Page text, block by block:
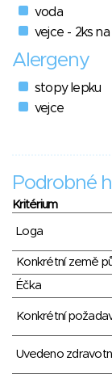
voda
vejce - 2ks na
Alergeny
stopy lepku
vejce
Podrobné
Kritérium
Loga
Konkrétní země
Éčka
Konkrétní
Uvedeno